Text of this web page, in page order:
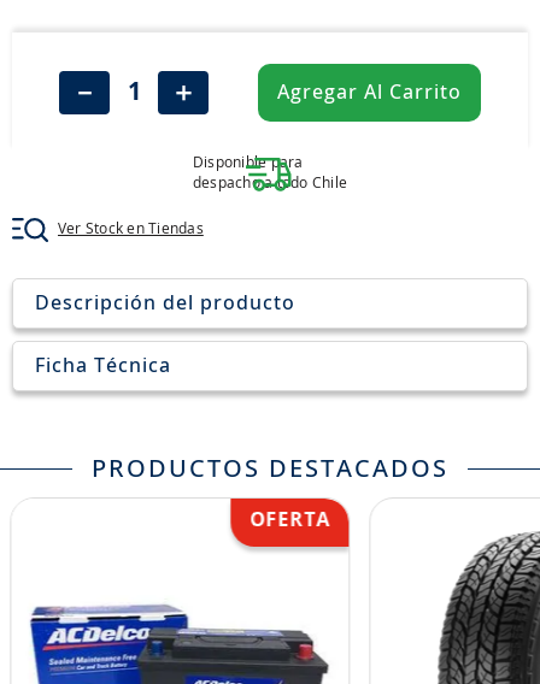
＋
－ Agregar Al Carrito
Disponible para
despacho a todo Chile
Ver Stock en Tiendas
Descripción del producto
Ficha Técnica
PRODUCTOS DESTACADOS
jockey john deere